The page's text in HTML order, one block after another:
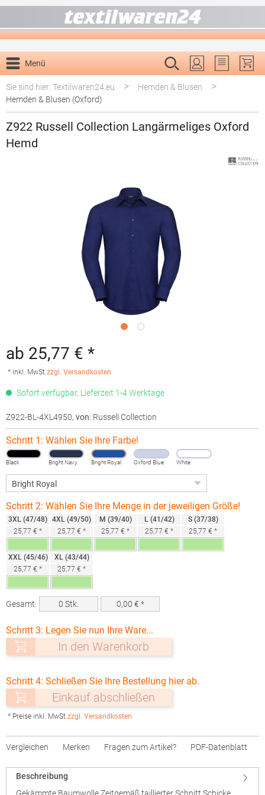
Menü
Du hast 0
Sie sind hier: Textilwaren24.eu
> Hemden & Blusen >
Hemden & Blusen (Oxford)
Z922 Russell Collection Langärmeliges Oxford
Hemd
ab 25,77 € *
* inkl. MwSt.zzgl. Versandkosten
Sofort verfügbar, Lieferzeit 1-4 Werktage
Z922-BL-4XL4950, von: Russell Collection
Schritt 1: Wählen Sie Ihre Farbe!
Black Bright Navy Bright Royal Oxford Blue White
Schritt 2: Wählen Sie Ihre Menge in der jeweiligen Größe!
3XL (47/48)
25,77 € *
4XL (49/50)
25,77 € *
M (39/40)
25,77 € *
L (41/42)
25,77 € *
S (37/38)
25,77 € *
XXL (45/46)
25,77 € *
XL (43/44)
25,77 € *
Gesamt: 0 Stk. 0,00 € *
Schritt 3: Legen Sie nun Ihre Ware...
In den Warenkorb
Schritt 4: Schließen Sie Ihre Bestellung hier ab.
Einkauf abschließen
* Preise inkl. MwSt.zzgl. Versandkosten
Vergleichen Merken Fragen zum Artikel? PDF-Datenblatt
Beschreibung